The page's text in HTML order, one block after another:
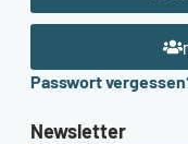
Passwort
Newsletter